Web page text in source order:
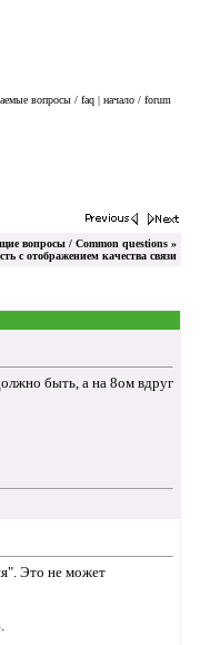
вопросы / faq| начало / forum
вопросы / Common questions »
с отображением качества связи
быть, а на 8ом вдруг
Это не может